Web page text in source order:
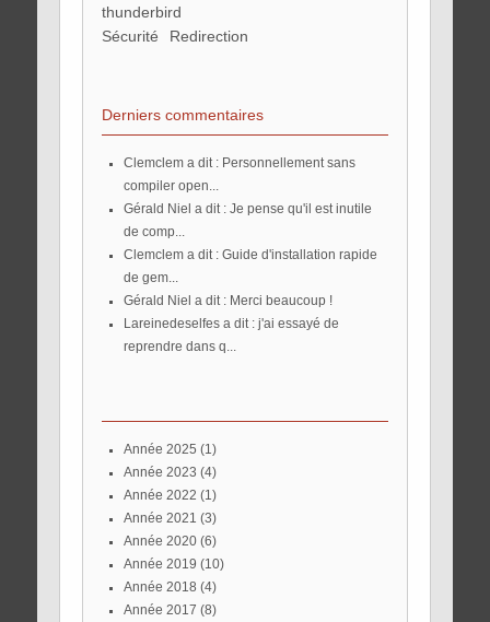
thunderbird
Sécurité
redirection
Derniers commentaires
Clemclem a dit : Personnellement sans
compiler open...
Gérald Niel a dit : Je pense qu'il est inutile
de comp...
Clemclem a dit : Guide d'installation rapide
de gem...
Gérald Niel a dit : Merci beaucoup !
reprendre dans q...
année 2025 (1)
année 2023 (4)
année 2022 (1)
année 2021 (3)
année 2020(6)
année 2019 (10)
année 2018 (4)
année 2017 (8)